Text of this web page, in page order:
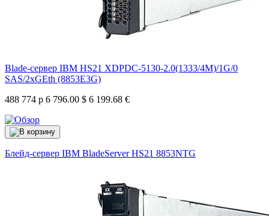
Blade-сервер IBM HS21 XDPDC-5130-2.0(1333/4M)/1G/0
SAS/2xGEth (8853E3G)
488 774 р 6 796.00 $ 6 199.68 €
Блейд-сервер IBM BladeServer HS21 8853NTG